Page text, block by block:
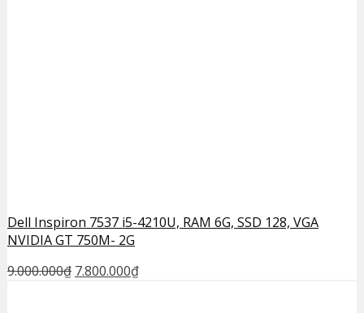
Dell Inspiron 7537 i5-4210U, RAM 6G, SSD 128, VGA
NVIDIA GT 750M- 2G
9.000.000₫ 7.800.000₫